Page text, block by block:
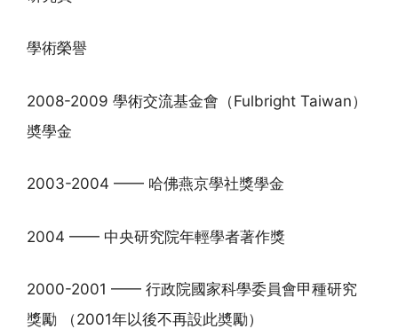
學術榮譽
2008-2009 學術交流基金會（Fulbright Taiwan）
奬學金
2003-2004 —— 哈佛燕京學社獎學金
2004 —— 中央研究院年輕學者著作獎
2000-2001 —— 行政院國家科學委員會甲種研究
獎勵 （2001年以後不再設此奬勵）